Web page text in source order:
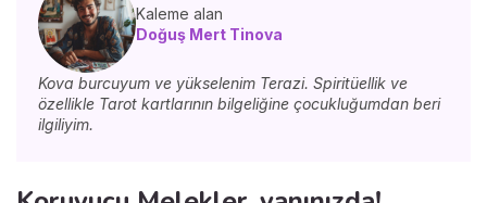
Kaleme alan
Doğuş Mert Tinova
Kova burcuyum ve yükselenim Terazi. Spiritüellik ve
özellikle Tarot kartlarının bilgeliğine çocukluğumdan beri
ilgiliyim.